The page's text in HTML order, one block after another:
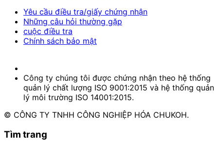
Yêu cầu điều tra/giấy chứng nhận
Những câu hỏi thường gặp
cuộc điều tra
Chính sách bảo mật
Công ty chúng tôi được chứng nhận theo hệ thống
quản lý chất lượng ISO 9001:2015 và hệ thống quản
lý môi trường ISO 14001:2015.
© CÔNG TY TNHH CÔNG NGHIỆP HÓA CHUKOH.
Tìm trang